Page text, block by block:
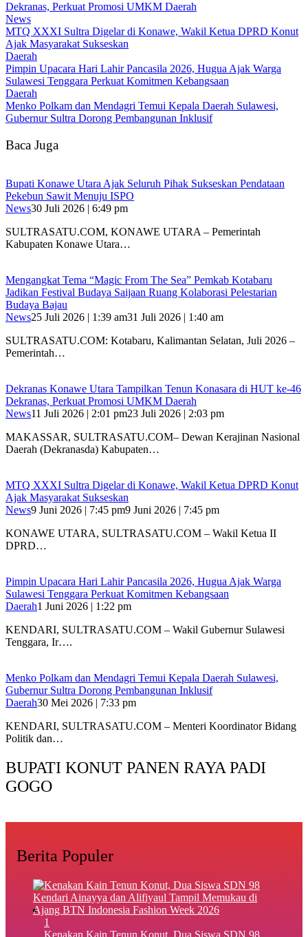
Dekranas, Perkuat Promosi UMKM Daerah
News
MTQ XXXI Sultra Digelar di Konawe, Wakil Ketua DPRD Konut
Ajak Masyarakat Sukseskan
Daerah
Pimpin Upacara Hari Lahir Pancasila 2026, Hugua Ajak Warga
Sulawesi Tenggara Perkuat Komitmen Kebangsaan
Daerah
Menko Polkam dan Mendagri Temui Kepala Daerah Sulawesi,
Gubernur Sultra Dorong Pembangunan Inklusif
Baca Juga
Bupati Konawe Utara Ajak Seluruh Pihak Sukseskan Pendataan
Pekebun Sawit Menuju ISPO
News30 Juli 2026 | 6:49 pm
SULTRASATU.COM, KONAWE UTARA – Pemerintah
Kabupaten Konawe Utara…
Mengangkat Tema “Magic From The Sea” Pemkab Kotabaru
Jadikan Festival Budaya Saijaan Ruang Kolaborasi Pelestarian
Budaya Bajau
News25 Juli 2026 | 1:39 am31 Juli 2026 | 1:40 am
SULTRASATU.COM: Kotabaru, Kalimantan Selatan, Juli 2026 –
Pemerintah…
Dekranas Konawe Utara Tampilkan Tenun Konasara di HUT ke-46
Dekranas, Perkuat Promosi UMKM Daerah
News11 Juli 2026 | 2:01 pm23 Juli 2026 | 2:03 pm
MAKASSAR, SULTRASATU.COM– Dewan Kerajinan Nasional
Daerah (Dekranasda) Kabupaten…
MTQ XXXI Sultra Digelar di Konawe, Wakil Ketua DPRD Konut
Ajak Masyarakat Sukseskan
News9 Juni 2026 | 7:45 pm9 Juni 2026 | 7:45 pm
KONAWE UTARA, SULTRASATU.COM – Wakil Ketua II
DPRD…
Pimpin Upacara Hari Lahir Pancasila 2026, Hugua Ajak Warga
Sulawesi Tenggara Perkuat Komitmen Kebangsaan
Daerah1 Juni 2026 | 1:22 pm
KENDARI, SULTRASATU.COM – Wakil Gubernur Sulawesi
Tenggara, Ir….
Menko Polkam dan Mendagri Temui Kepala Daerah Sulawesi,
Gubernur Sultra Dorong Pembangunan Inklusif
Daerah30 Mei 2026 | 7:33 pm
KENDARI, SULTRASATU.COM – Menteri Koordinator Bidang
Politik dan…
BUPATI KONUT PANEN RAYA PADI
GOGO
Berita Populer
1
‎Kenakan Kain Tenun Konut, Dua Siswa SDN 98